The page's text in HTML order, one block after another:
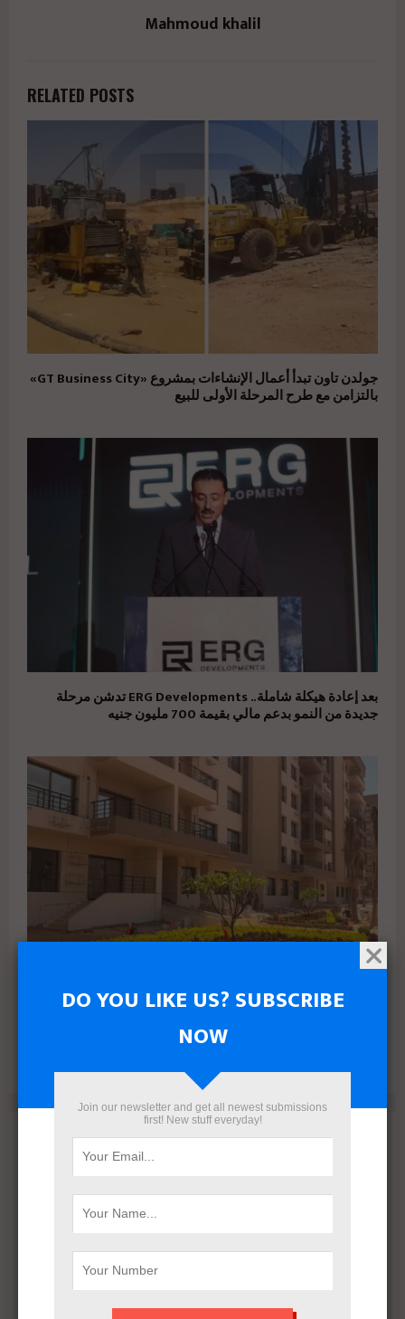
Mahmoud khalil
RELATED POSTS
جولدن تاون تبدأ أعمال الإنشاءات بمشروع «GT Business City»
بالتزامن مع طرح المرحلة الأولى للبيع
بعد إعادة هيكلة شاملة.. ERG Developments تدشن مرحلة
جديدة من النمو بدعم مالي بقيمة 700 مليون جنيه
للتطوير العقاري لطرح وحدات جاهزة بالعاصمة الإدارية
Archives
July 2026
June 2026
April 2026
DO YOU LIKE US? SUBSCRIBE
NOW
Join our newsletter and get all newest submissions
first! New stuff everyday!